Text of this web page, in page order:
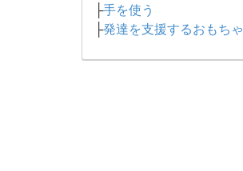
├手を使う
├発達を支援するおもちゃ